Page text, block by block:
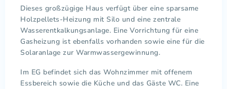
Dieses großzügige Haus verfügt über eine sparsame
Holzpellets-Heizung mit Silo und eine zentrale
Wasserentkalkungsanlage. Eine Vorrichtung für eine
Gasheizung ist ebenfalls vorhanden sowie eine für die
Solaranlage zur Warmwassergewinnung.
Im EG befindet sich das Wohnzimmer mit offenem
Essbereich sowie die Küche und das Gäste WC. Eine